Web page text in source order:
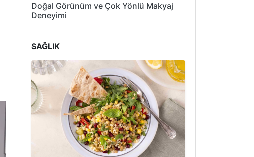
Doğal Görünüm ve Çok Yönlü Makyaj
Deneyimi
SAĞLIK